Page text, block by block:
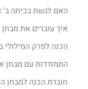
האם לגשת בכיתה ב'
איך עוברים את מבחן
הכנה לפרק המילולי
התמודדות עם מבחן
חוברת הכנה למבחן